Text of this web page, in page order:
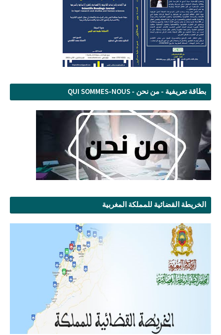
بطاقة تعريفية - من نحن - QUI SOMMES-NOUS
الخريطة القضائية للمملكة المغربية